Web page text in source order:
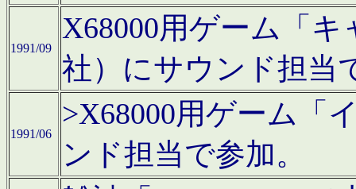
1991/09
X68000用ゲーム「
社）にサウンド担当
1991/06
>X68000用ゲーム「
ンド担当で参加。